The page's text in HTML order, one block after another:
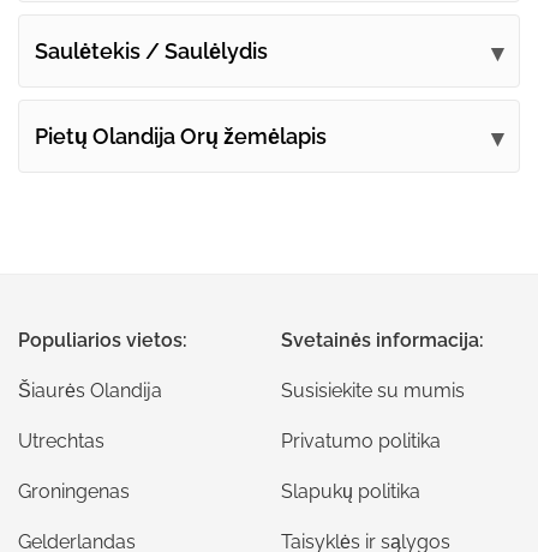
Saulėtekis / Saulėlydis
Pietų Olandija Orų žemėlapis
Populiarios vietos:
Šiaurės Olandija
Utrechtas
Groningenas
Gelderlandas
Svetainės informacija:
Susisiekite su mumis
Privatumo politika
Slapukų politika
Taisyklės ir sąlygos